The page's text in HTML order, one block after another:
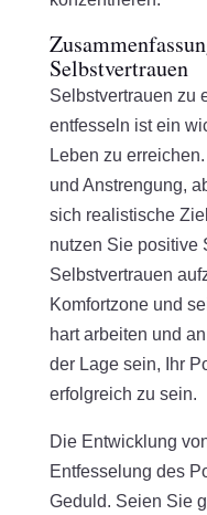
Selbstvertrauen
Selbstvertrauen zu
entfesseln ist ein
Leben zu
und Anstrengung,
sich realistische
nutzen Sie positive
Selbstvertrauen
Komfortzone und
hart arbeiten und
der Lage sein, Ihr
erfolgreich zu sein.
Die Entwicklung
Entfesselung des
Geduld. Seien Sie